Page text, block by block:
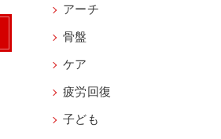
アーチ
骨盤
ケア
疲労回復
子ども